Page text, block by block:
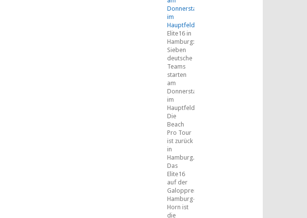
Donnerstag
im
Hauptfeld
Elite16 in
Hamburg:
Sieben
deutsche
Teams
starten
am
Donnerstag
im
Hauptfeld
Die
Beach
Pro Tour
ist zurück
in
Hamburg.
Das
Elite16
auf der
Galopprennbahn
Hamburg-
Horn ist
die